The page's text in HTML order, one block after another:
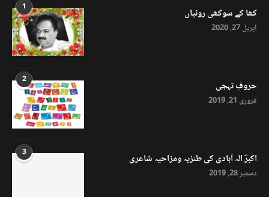
1 کھا کے سوکھی روٹیاں
اپریل 27, 2020
2 حروفِ تہجی
فروری 21, 2019
3 اکبرؔ الہ آبادی کی طنزیہ ومزاحیہ شاعری
دسمبر 28, 2019